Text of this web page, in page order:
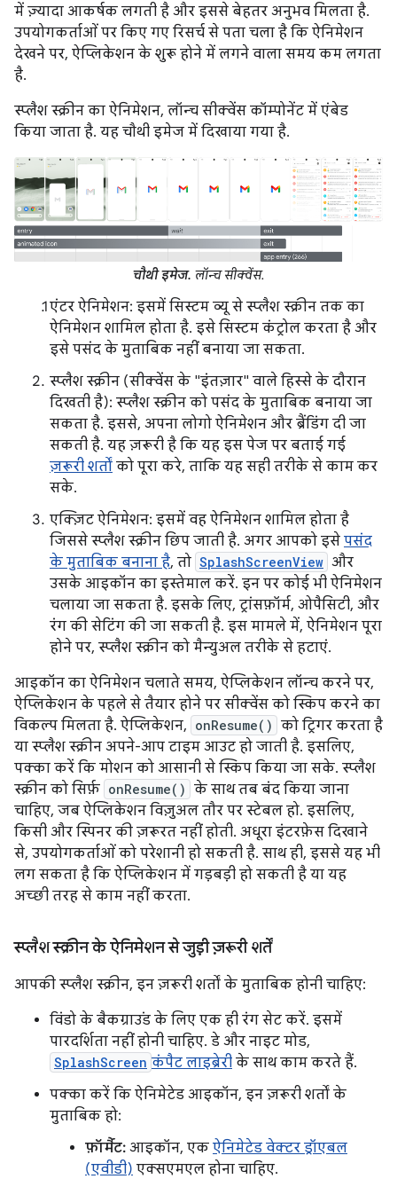
में ज़्यादा आकर्षक लगती है और इससे बेहतर अनुभव मिलता है.
उपयोगकर्ताओं पर किए गए रिसर्च से पता चला है कि ऐनिमेशन
देखने पर, ऐप्लिकेशन के शुरू होने में लगने वाला समय कम लगता
है.
स्प्लैश स्क्रीन का ऐनिमेशन, लॉन्च सीक्वेंस कॉम्पोनेंट में एंबेड
किया जाता है. यह चौथी इमेज में दिखाया गया है.
चौथी इमेज. लॉन्च सीक्वेंस.
एंटर ऐनिमेशन: इसमें सिस्टम व्यू से स्प्लैश स्क्रीन तक का
ऐनिमेशन शामिल होता है. इसे सिस्टम कंट्रोल करता है और
इसे पसंद के मुताबिक नहीं बनाया जा सकता.
स्प्लैश स्क्रीन (सीक्वेंस के "इंतज़ार" वाले हिस्से के दौरान
दिखती है): स्प्लैश स्क्रीन को पसंद के मुताबिक बनाया जा
सकता है. इससे, अपना लोगो ऐनिमेशन और ब्रैंडिंग दी जा
सकती है. यह ज़रूरी है कि यह इस पेज पर बताई गई
ज़रूरी शर्तों को पूरा करे, ताकि यह सही तरीके से काम कर
सके.
एक्ज़िट ऐनिमेशन: इसमें वह ऐनिमेशन शामिल होता है
जिससे स्प्लैश स्क्रीन छिप जाती है. अगर आपको इसे पसंद
के मुताबिक बनाना है, तो SplashScreenView और
उसके आइकॉन का इस्तेमाल करें. इन पर कोई भी ऐनिमेशन
चलाया जा सकता है. इसके लिए, ट्रांसफ़ॉर्म, ओपैसिटी, और
रंग की सेटिंग की जा सकती है. इस मामले में, ऐनिमेशन पूरा
होने पर, स्प्लैश स्क्रीन को मैन्युअल तरीके से हटाएं.
आइकॉन का ऐनिमेशन चलाते समय, ऐप्लिकेशन लॉन्च करने पर,
ऐप्लिकेशन के पहले से तैयार होने पर सीक्वेंस को स्किप करने का
विकल्प मिलता है. ऐप्लिकेशन, onResume() को ट्रिगर करता है
या स्प्लैश स्क्रीन अपने-आप टाइम आउट हो जाती है. इसलिए,
पक्का करें कि मोशन को आसानी से स्किप किया जा सके. स्प्लैश
स्क्रीन को सिर्फ़ onResume() के साथ तब बंद किया जाना
चाहिए, जब ऐप्लिकेशन विज़ुअल तौर पर स्टेबल हो. इसलिए,
किसी और स्पिनर की ज़रूरत नहीं होती. अधूरा इंटरफ़ेस दिखाने
से, उपयोगकर्ताओं को परेशानी हो सकती है. साथ ही, इससे यह भी
लग सकता है कि ऐप्लिकेशन में गड़बड़ी हो सकती है या यह
अच्छी तरह से काम नहीं करता.
स्प्लैश स्क्रीन के ऐनिमेशन से जुड़ी ज़रूरी शर्तें
आपकी स्प्लैश स्क्रीन, इन ज़रूरी शर्तों के मुताबिक होनी चाहिए:
विंडो के बैकग्राउंड के लिए एक ही रंग सेट करें. इसमें
पारदर्शिता नहीं होनी चाहिए. डे और नाइट मोड,
SplashScreen कंपैट लाइब्रेरी के साथ काम करते हैं.
पक्का करें कि ऐनिमेटेड आइकॉन, इन ज़रूरी शर्तों के
मुताबिक हो:
फ़ॉर्मैट: आइकॉन, एक ऐनिमेटेड वेक्टर ड्रॉएबल
(एवीडी) एक्सएमएल होना चाहिए.